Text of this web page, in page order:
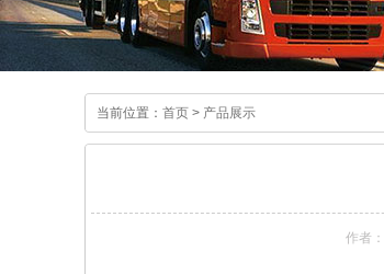
当前位置： 首页 > 产品展示
作者：